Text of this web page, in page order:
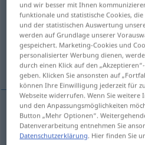
Übersicht aller
(Für mehr Details die Übersetzung
плах, подплашен
плах scheu
und wir besser mit Ihnen
funktionale und statistische Cookies,
und der statistischen Auswertung
werden auf Grundlage unserer
gespeichert. Marketing-Cookies und
personalisierter Werbung dienen,
durch einen Klick auf den
geben. Klicken Sie ansonsten auf
können Ihre Einwilligung jederzeit für
Webseite widerrufen. Wenn Sie weitere
und den Anpassungsmöglichkeiten
Button „Mehr Optionen“.
Datenverarbeitung entnehmen Sie
Datenschutzerklärung. Hier finden Sie